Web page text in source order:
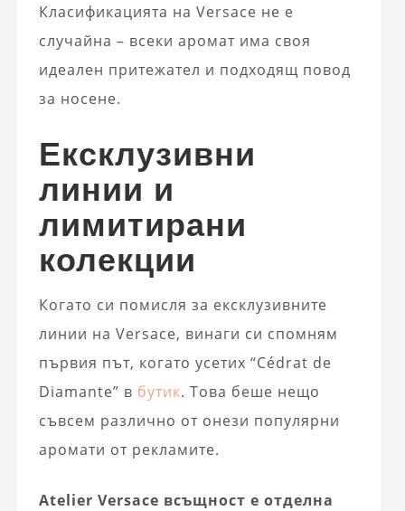
Класификацията на Versace не е
случайна – всеки аромат има своя
идеален притежател и подходящ повод
за носене.
Ексклузивни
линии и
лимитирани
колекции
Когато си помисля за ексклузивните
линии на Versace, винаги си спомням
първия път, когато усетих “Cédrat de
Diamante” в бутик. Това беше нещо
съвсем различно от онези популярни
аромати от рекламите.
Atelier Versace всъщност е отделна